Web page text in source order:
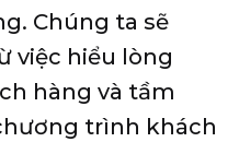
Chúng ta sẽ
việc hiểu lòng
hàng và tầm
trình khách